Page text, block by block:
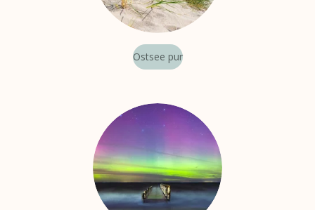
Ostsee pur